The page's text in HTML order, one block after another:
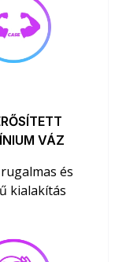
VÁZ
és
kialakítás